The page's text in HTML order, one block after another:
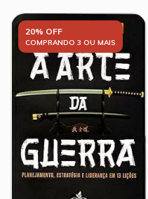
20% OFF
COMPRANDO 3 OU MAIS